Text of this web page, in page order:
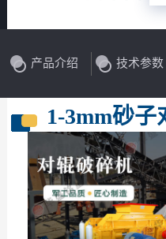
产品介绍 技术参数
1-3mm砂子